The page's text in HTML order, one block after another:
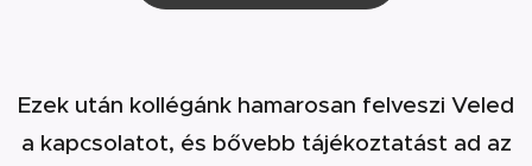
Ezek után kollégánk hamarosan felveszi Veled
a kapcsolatot, és bővebb tájékoztatást ad az